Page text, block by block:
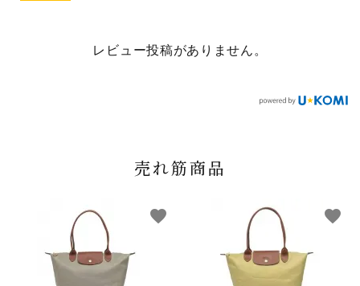
レビュー投稿がありません。
売れ筋商品
favorite favorite